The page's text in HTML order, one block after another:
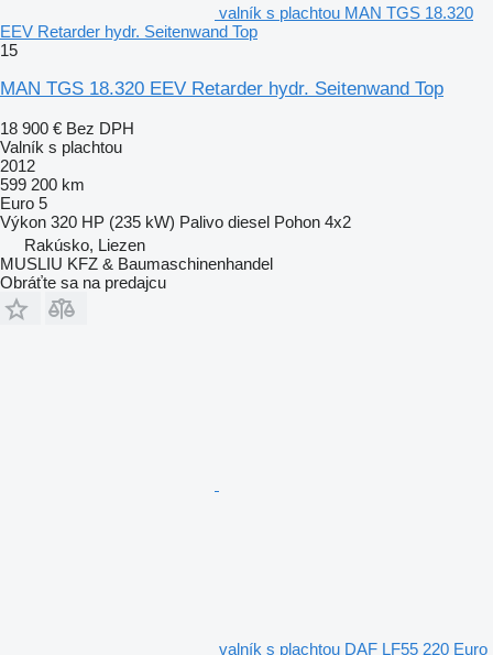
valník s plachtou MAN TGS 18.320
EEV Retarder hydr. Seitenwand Top
15
MAN TGS 18.320 EEV Retarder hydr. Seitenwand Top
18 900 € Bez DPH
Valník s plachtou
2012
599 200 km
Euro 5
Výkon 320 HP (235 kW) Palivo diesel Pohon 4x2
Rakúsko, Liezen
MUSLIU KFZ & Baumaschinenhandel
Obráťte sa na predajcu
valník s plachtou DAF LF55 220 Euro